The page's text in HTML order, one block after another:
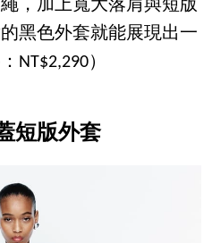
，加上寬大落肩與短版
黑色外套就能展現出一
NT$2,290）
短版外套